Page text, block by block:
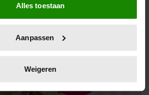
over uw geografische locatie,
meter nauwkeurig kan zijn
eigenschappen (fingerprinting)
voorkeuren in het
Alles toestaan
Aanpassen
Weigeren